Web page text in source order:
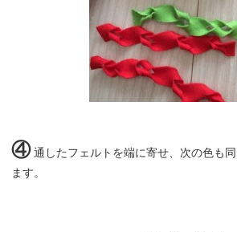
④通したフェルトを端に寄せ、次の色も
ます。